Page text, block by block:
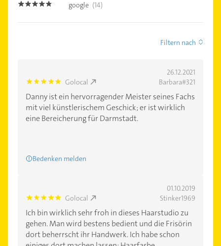
4.7000003 google (14)
Filtern nach
26.12.2021
5.0 Golocal Barbara#321
Danny ist ein hervorragender Meister seines Fachs
mit viel künstlerischem Geschick; er ist wirklich
eine Bereicherung für Darmstadt.
Bedenken melden
01.10.2019
5.0 Golocal Stinker1969
Ich bin wirklich sehr froh in dieses Haarstudio zu
gehen. Man wird bestens bedient und die Frisörin
dort beherrscht ihr Handwerk. Ich habe schon